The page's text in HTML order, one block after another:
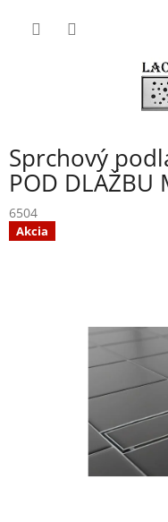
Sprchový
POD DLAŽBU
6504
Akcia